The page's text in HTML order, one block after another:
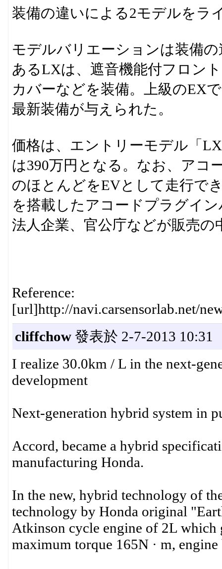
装備の違いによる2モデルをラ
モデルバリエーションは装備
あるLXは、遮音機能付フロン
カバーなどを装備。上級のEX
最新装備が与えられた。
価格は、エントリーモデル「
は390万円となる。なお、アコ
のほとんどをEVとして走行で
を搭載したアコードプラグイ
法人企業、官公庁などが販売の
Reference:
[url]http://navi.carsensorlab.net/
cliffchow 發表於 2-7-2013 10:31
I realize 30.0km / L in the next-
development
Next-generation hybrid system in
Accord, became a hybrid
manufacturing Honda.
In the new, hybrid technology of
technology by Honda original
Atkinson cycle engine of 2L which
maximum torque 165N · m,